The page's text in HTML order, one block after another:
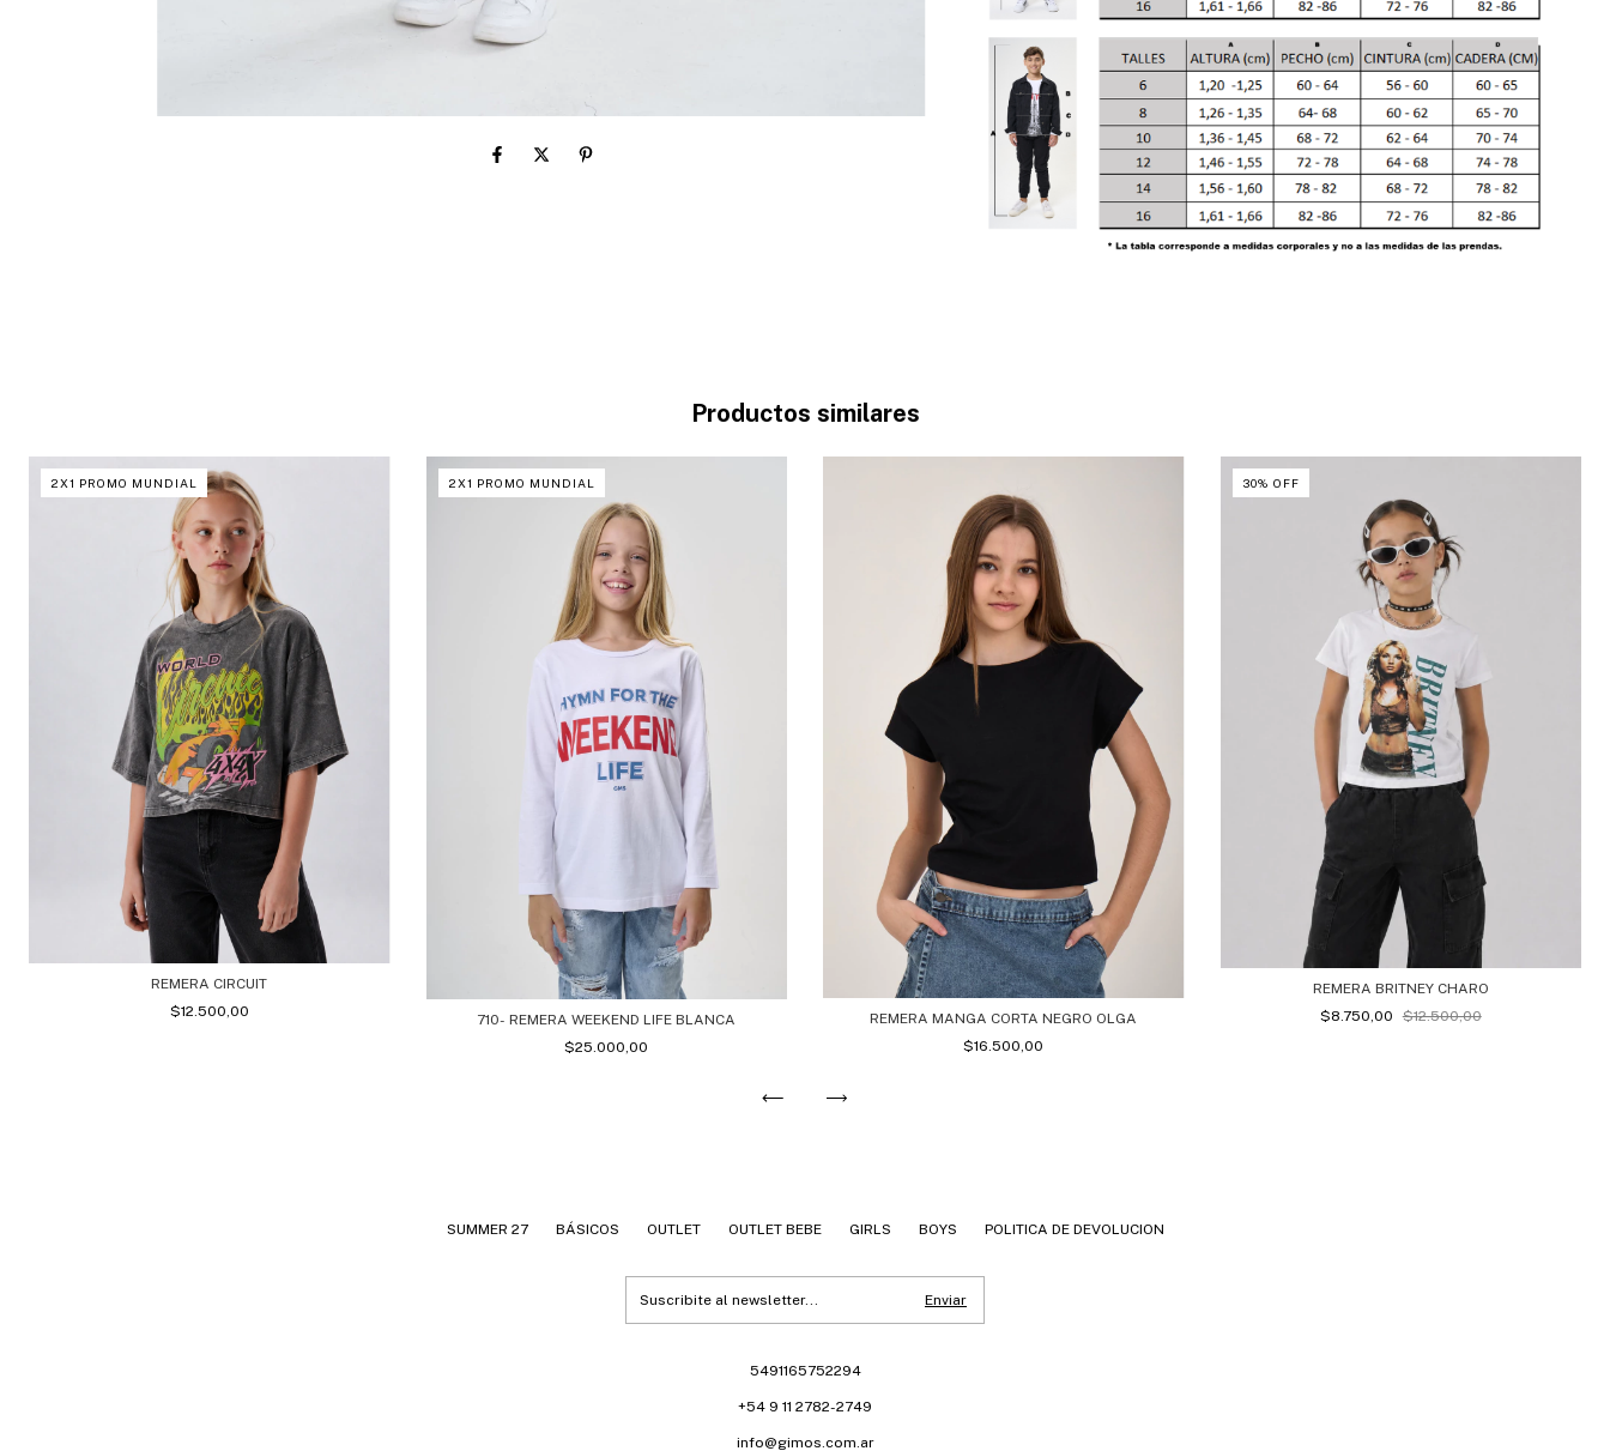
Productos similares
2X1 PROMO MUNDIAL
REMERA CIRCUIT
$12.500,00
2X1 PROMO MUNDIAL
710- REMERA WEEKEND LIFE BLANCA
$25.000,00
REMERA MANGA CORTA NEGRO OLGA
$16.500,00
30% OFF
REMERA BRITNEY CHARO
$8.750,00
$12.500,00
SUMMER 27 BÁSICOS OUTLET OUTLET BEBE GIRLS BOYS POLITICA DE DEVOLUCION
5491165752294
+54 9 11 2782-2749
info@gimos.com.ar